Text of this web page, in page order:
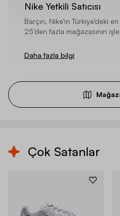
Nike Yetkili Satıcısı
Barçın, Nike’ın Türkiye’deki
25’den fazla mağazasının
Daha fazla bilgi
Çok Satanlar